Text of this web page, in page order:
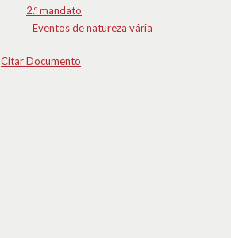
2.º mandato
Eventos de natureza vária
Citar Documento